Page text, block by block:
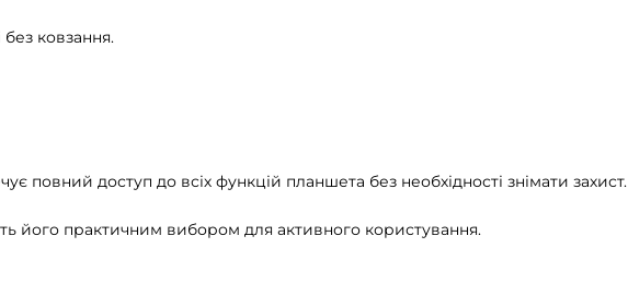
без ковзання.
повний доступ до всіх функцій планшета без необхідності знімати захист.
його практичним вибором для активного користування.